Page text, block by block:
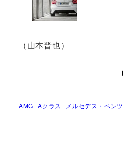
（山本晋也）
AMG Aクラス メルセデス・ベンツ